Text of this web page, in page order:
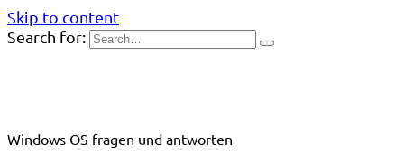
Skip to content
Search for:
Windows OS fragen und antworten